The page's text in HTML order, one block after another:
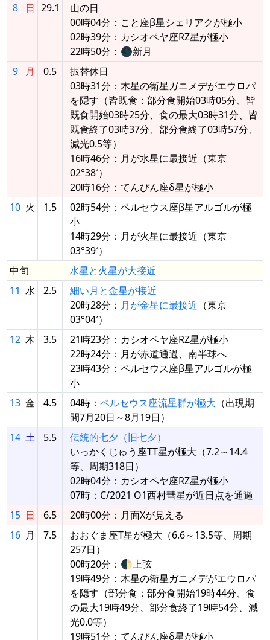
8
日 29.1
山の日
00時04分：こと座β星シェリアクが極小
02時39分：カシオペヤ座RZ星が極小
22時50分：🌑新月
9
月 0.5
振替休日
03時31分：木星の衛星ガニメデがエウロパ
を隠す（皆既食：部分食開始03時05分、皆
既食開始03時25分、食の最大03時31分、皆
既食終了03時37分、部分食終了03時57分、
減光0.5等）
16時46分：月が水星に最接近（東京
02°38′）
20時16分：てんびん座δ星が極小
10 火 1.5
02時54分：ペルセウス座β星アルゴルが極
小
14時29分：月が火星に最接近（東京
03°39′）
中旬
水星と火星が大接近
11 水 2.5
細い月と金星が接近
20時28分： 月が金星に最接近 （東京
03°04′）
12 木 3.5
21時23分：カシオペヤ座RZ星が極小
22時24分：月が赤道通過、南半球へ
23時43分：ペルセウス座β星アルゴルが極
小
13 金 4.5 04時： ペルセウス座流星群が極大 （出現期
間7月20日～8月19日）
14 土 5.5
伝統的七夕（旧七夕）
いっかくじゅう座TT星が極大（7.2～14.4
等、周期318日）
02時04分：カシオペヤ座RZ星が極小
07時：C/2021 O1西村彗星が近日点を通過
15 日 6.5
20時00分：月面Xが見える
16 月 7.5
おおぐま座T星が極大（6.6～13.5等、周期
257日）
00時20分：🌓上弦
19時49分：木星の衛星ガニメデがエウロパ
を隠す（部分食：部分食開始19時44分、食
の最大19時49分、部分食終了19時54分、減
光0.0等）
19時51分：てんびん座δ星が極小